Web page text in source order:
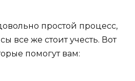
простой процесс,
все же стоит учесть. Вот
помогут вам: